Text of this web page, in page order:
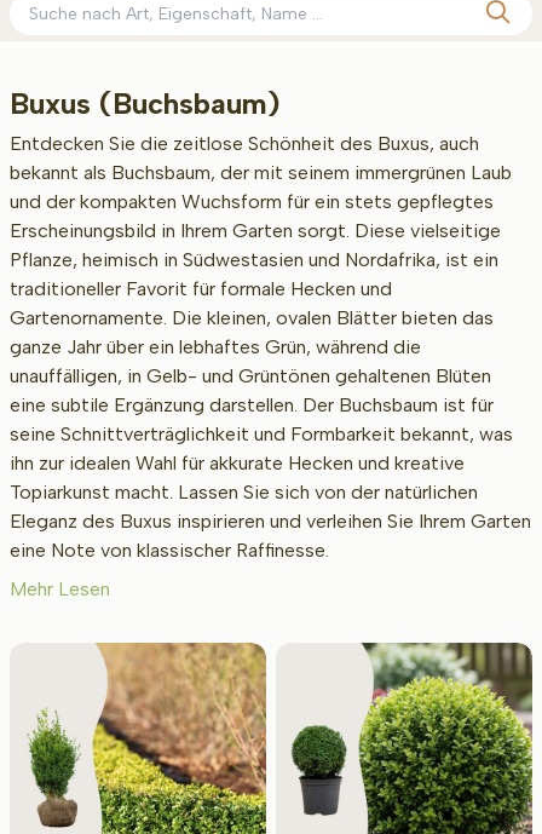
Buxus (Buchsbaum)
Entdecken Sie die zeitlose Schönheit des Buxus, auch
bekannt als Buchsbaum, der mit seinem immergrünen Laub
und der kompakten Wuchsform für ein stets gepflegtes
Erscheinungsbild in Ihrem Garten sorgt. Diese vielseitige
Pflanze, heimisch in Südwestasien und Nordafrika, ist ein
traditioneller Favorit für formale Hecken und
Gartenornamente. Die kleinen, ovalen Blätter bieten das
ganze Jahr über ein lebhaftes Grün, während die
unauffälligen, in Gelb- und Grüntönen gehaltenen Blüten
eine subtile Ergänzung darstellen. Der Buchsbaum ist für
seine Schnittverträglichkeit und Formbarkeit bekannt, was
ihn zur idealen Wahl für akkurate Hecken und kreative
Topiarkunst macht. Lassen Sie sich von der natürlichen
Eleganz des Buxus inspirieren und verleihen Sie Ihrem Garten
eine Note von klassischer Raffinesse.
Mehr Lesen